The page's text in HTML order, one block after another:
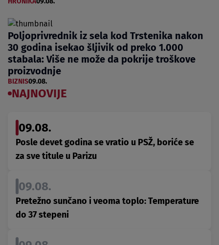
Poljoprivrednik iz sela kod Trstenika nakon
30 godina isekao šljivik od preko 1.000
stabala: Više ne može da pokrije troškove
proizvodnje
BIZNIS09.08.
NAJNOVIJE
09.08.
Posle devet godina se vratio u PSŽ, boriće se
za sve titule u Parizu
09.08.
Pretežno sunčano i veoma toplo: Temperature
do 37 stepeni